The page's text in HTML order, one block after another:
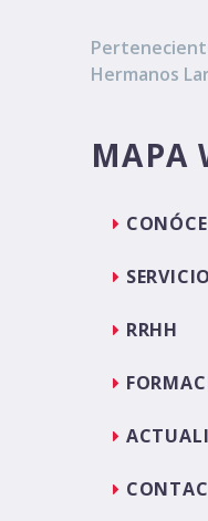
Hermanos
MAPA
RRHH